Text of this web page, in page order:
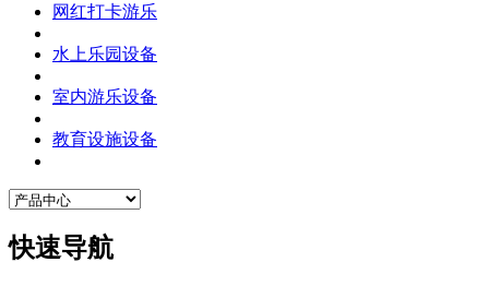
网红打卡游乐
水上乐园设备
室内游乐设备
教育设施设备
快速导航